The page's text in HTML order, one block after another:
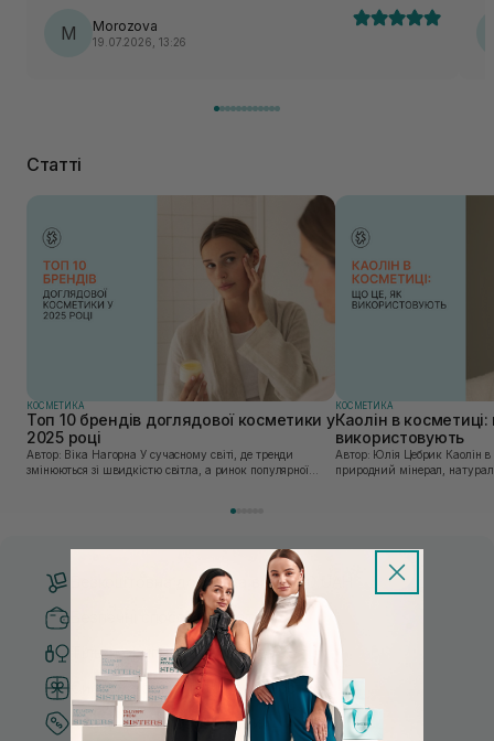
M Morozova
19.07.2026, 13:26
Статті
КОСМЕТИКА
Топ 10 брендів доглядової косметики у
2025 році
Автор: Віка Нагорна У сучасному світі, де тренди
змінюються зі швидкістю світла, а ринок популярної
КОСМЕТИКА
Каолін в
використовують
Автор: Юлія Цебрик Каолін в косметології – це
природний мінерал,
Безкоштовна доставка від 3000 UAH
Безпечні способи оплати
Тільки оригінальна косметика
Система бонусів та лояльності
Кращі ціни та топ товари